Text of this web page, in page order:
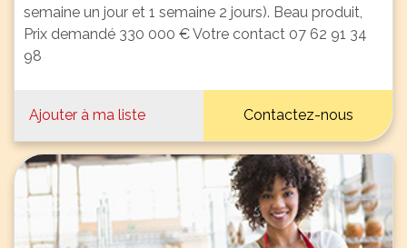
semaine un jour et 1 semaine 2 jours). Beau produit,
Prix demandé 330 000 € Votre contact 07 62 91 34
98
Ajouter à ma liste Contactez-nous